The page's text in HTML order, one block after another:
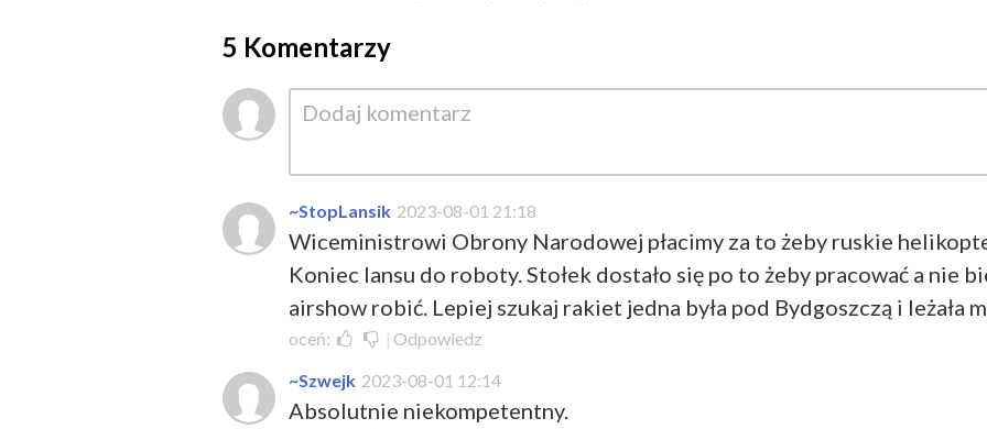
5 Komentarzy
~StopLansik 2023-08-01 21:18
Wiceministrowi Obrony Narodowej płacimy za to żeby ruskie
Koniec lansu do roboty. Stołek dostało się po to żeby pracować a nie
airshow robić. Lepiej szukaj rakiet jedna była pod Bydgoszczą i leżała
oceń: | Odpowiedz
~Szwejk 2023-08-01 12:14
Absolutnie niekompetentny.